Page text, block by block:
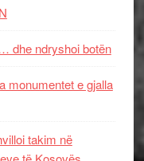
dhe ndryshoi botën
monumentet e gjalla
takim në